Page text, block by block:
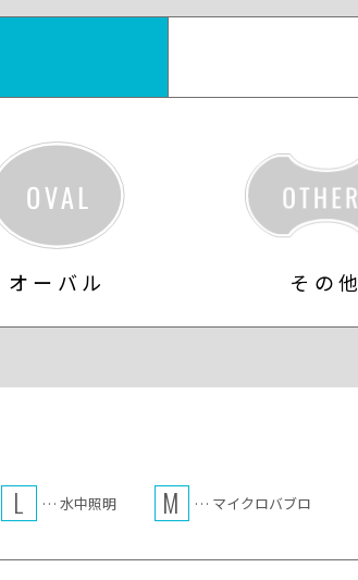
オーバル その他
L … 水中照明 M … マイクロバブロ